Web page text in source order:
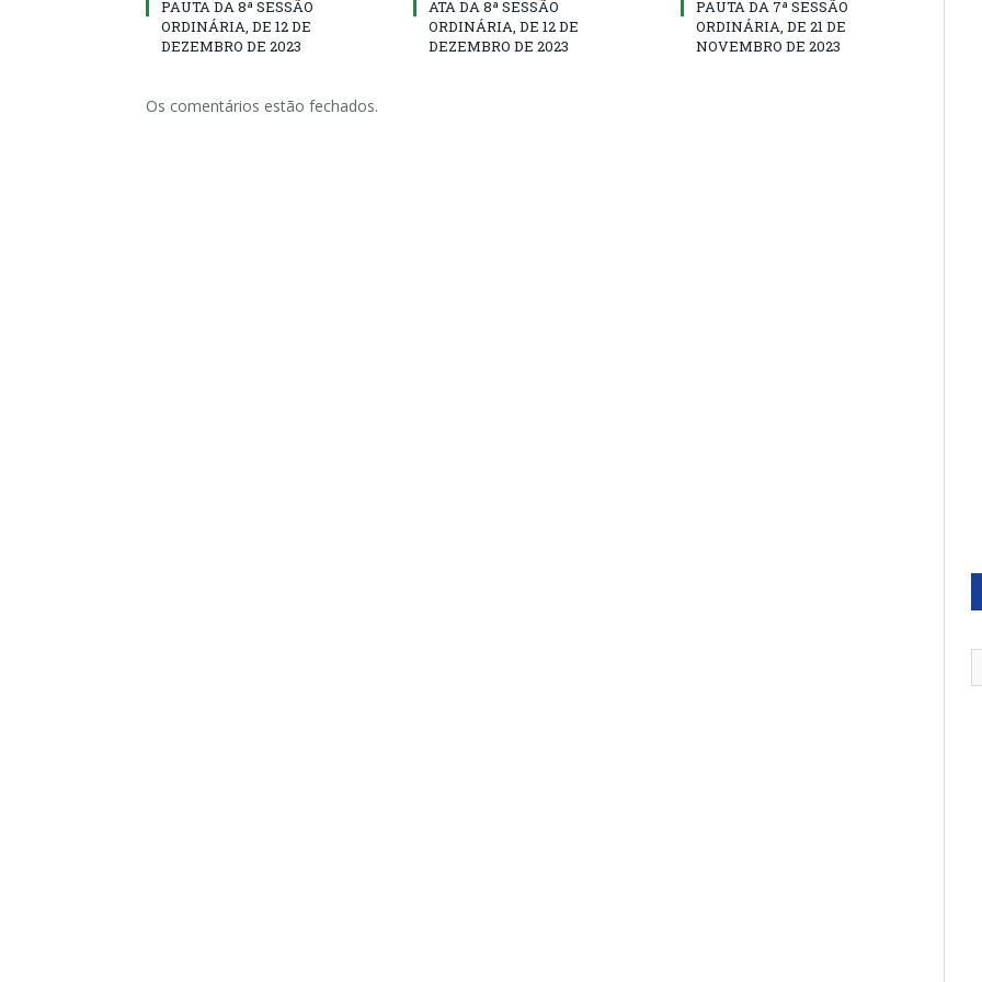
PAUTA DA 8ª SESSÃO
ORDINÁRIA, DE 12 DE
DEZEMBRO DE 2023
ATA DA 8ª SESSÃO
ORDINÁRIA, DE 12 DE
DEZEMBRO DE 2023
PAUTA DA 7ª SESSÃO
ORDINÁRIA, DE 21 DE
NOVEMBRO DE 2023
Os comentários estão fechados.